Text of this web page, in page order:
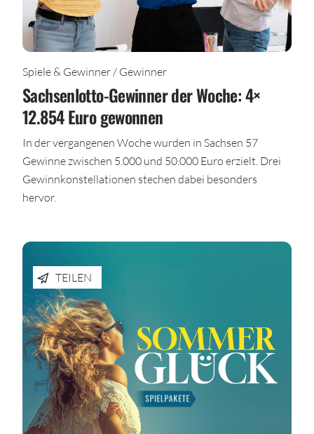
Spiele & Gewinner / Gewinner
Sachsenlotto-Gewinner der Woche: 4×
12.854 Euro gewonnen
In der vergangenen Woche wurden in Sachsen 57
Gewinne zwischen 5.000 und 50.000 Euro erzielt. Drei
Gewinnkonstellationen stechen dabei besonders
hervor.
TEILEN